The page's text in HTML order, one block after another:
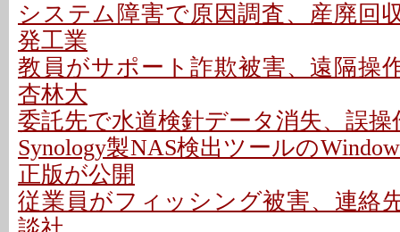
システム障害で原因調査、産廃回
発工業
教員がサポート詐欺被害、遠隔操
杏林大
委託先で水道検針データ消失、誤
Synology製NAS検出ツールの
正版が公開
従業員がフィッシング被害、連絡